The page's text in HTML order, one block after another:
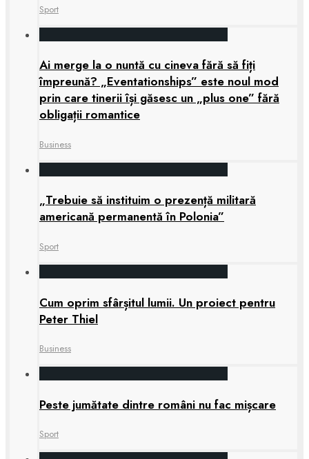
Sport
Ai merge la o nuntă cu cineva fără să fiți
împreună? „Eventationships” este noul mod
prin care tinerii își găsesc un „plus one” fără
obligații romantice
Business
„Trebuie să instituim o prezență militară
americană permanentă în Polonia”
Sport
Cum oprim sfârșitul lumii. Un proiect pentru
Peter Thiel
Business
Peste jumătate dintre români nu fac mișcare
Sport